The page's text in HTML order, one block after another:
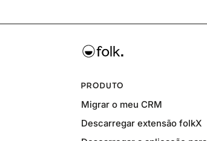
PRODUTO
Migrar o meu CRM
Descarregar extensão folkX